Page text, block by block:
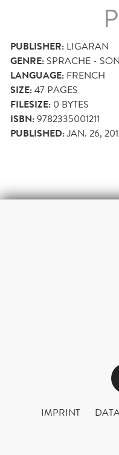
PUBLISHER: LIGARAN
GENRE: SPRACHE -
LANGUAGE: FRENCH
SIZE:47 PAGES
FILESIZE: 0 BYTES
ISBN:9782335001211
PUBLISHED:JAN. 26,
IMPRINT